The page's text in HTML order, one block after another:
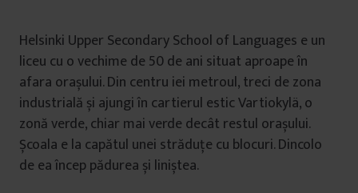
Helsinki Upper Secondary School of Languages e un
liceu cu o vechime de 50 de ani situat aproape în
afara orașului. Din centru iei metroul, treci de zona
industrială și ajungi în cartierul estic Vartiokylä, o
zonă verde, chiar mai verde decât restul orașului.
Școala e la capătul unei străduțe cu blocuri. Dincolo
de ea încep pădurea și liniștea.